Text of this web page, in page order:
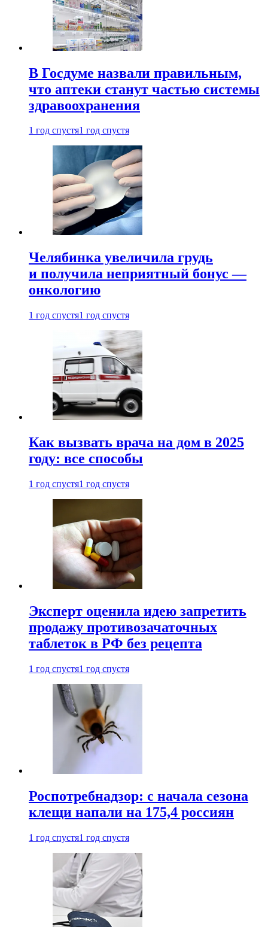
В Госдуме назвали правильным,
что аптеки станут частью системы
здравоохранения
1 год спустя1 год спустя
Челябинка увеличила грудь
и получила неприятный бонус —
онкологию
1 год спустя1 год спустя
Как вызвать врача на дом в 2025
году: все способы
1 год спустя1 год спустя
Эксперт оценила идею запретить
продажу противозачаточных
таблеток в РФ без рецепта
1 год спустя1 год спустя
Роспотребнадзор: с начала сезона
клещи напали на 175,4 россиян
1 год спустя1 год спустя